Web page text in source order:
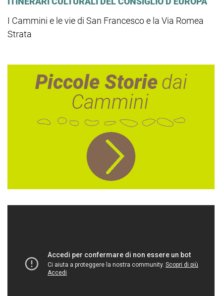
I Cammini e le vie di San Francesco e la Via Romea
Strata
Piccole Storie dai
Cammini